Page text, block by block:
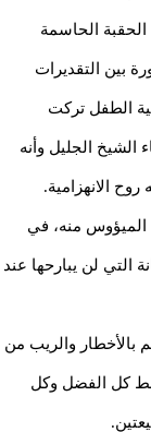
الحقبة الحاسمة
محشورة بين التقديرات
الطفل تركت
الشيخ الجليل وأنه
الانهزامية.
الميؤوس منه، في
التي لن يبارحها عند
والريب من
كل الفضل وكل